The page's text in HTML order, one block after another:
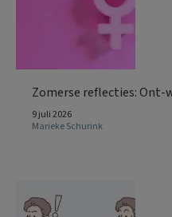
Zomerse reflecties: Ont-
9 juli 2026
Marieke Schurink